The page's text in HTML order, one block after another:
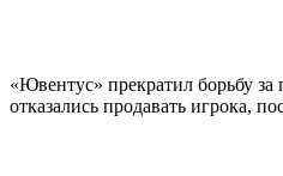
«Ювентус» прекратил борьбу
отказались продавать игрока,